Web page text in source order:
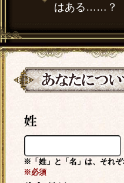
はある……？
※「姓」と「名」は、それぞ
※必須